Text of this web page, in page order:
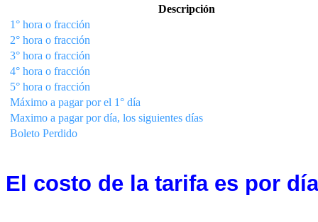
Descripción
1° hora o fracción
2° hora o fracción
3° hora o fracción
4° hora o fracción
5° hora o fracción
Máximo a pagar por el 1° día
Maximo a pagar por día, los siguientes días
Boleto Perdido
El costo de la tarifa es por